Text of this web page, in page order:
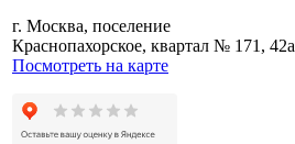
г. Москва, поселение
Краснопахорское, квартал № 171, 42а
Посмотреть на карте